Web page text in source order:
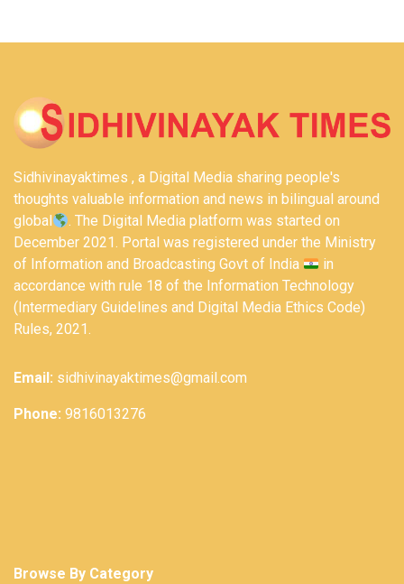
Sidhivinayaktimes , a Digital Media sharing people's
thoughts valuable information and news in bilingual around
global
. The Digital Media platform was started on
December 2021. Portal was registered under the Ministry
of Information and Broadcasting Govt of India
in
accordance with rule 18 of the Information Technology
(Intermediary Guidelines and Digital Media Ethics Code)
Rules, 2021.
Email: sidhivinayaktimes@gmail.com
Phone: 9816013276
Browse By Category